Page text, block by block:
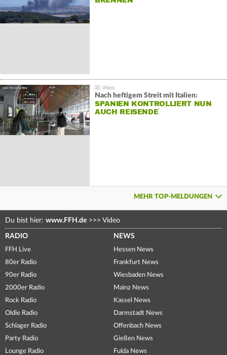
Nach heftigem Streit mit Italien:
SPANIEN KONTROLLIERT NUN
AUCH REISENDE
MEHR TOP-MELDUNGEN
Du bist hier: www.FFH.de >>> Video
RADIO
FFH Live
80er Radio
90er Radio
2000er Radio
Rock Radio
Oldie Radio
Schlager Radio
Party Radio
Lounge Radio
NEWS
Hessen News
Frankfurt News
Wiesbaden News
Mainz News
Kassel News
Darmstadt News
Offenbach News
Gießen News
Fulda News